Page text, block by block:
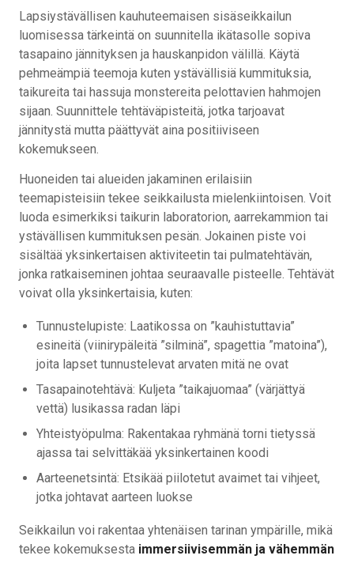
Lapsiystävällisen kauhuteemaisen sisäseikkailun
luomisessa tärkeintä on suunnitella ikätasolle sopiva
tasapaino jännityksen ja hauskanpidon välillä. Käytä
pehmeämpiä teemoja kuten ystävällisiä kummituksia,
taikureita tai hassuja monstereita pelottavien hahmojen
sijaan. Suunnittele tehtäväpisteitä, jotka tarjoavat
jännitystä mutta päättyvät aina positiiviseen
kokemukseen.
Huoneiden tai alueiden jakaminen erilaisiin
teemapisteisiin tekee seikkailusta mielenkiintoisen. Voit
luoda esimerkiksi taikurin laboratorion, aarrekammion tai
ystävällisen kummituksen pesän. Jokainen piste voi
sisältää yksinkertaisen aktiviteetin tai pulmatehtävän,
jonka ratkaiseminen johtaa seuraavalle pisteelle. Tehtävät
voivat olla yksinkertaisia, kuten:
Tunnustelupiste: Laatikossa on ”kauhistuttavia”
esineitä (viinirypäleitä ”silminä”, spagettia ”matoina”),
joita lapset tunnustelevat arvaten mitä ne ovat
Tasapainotehtävä: Kuljeta ”taikajuomaa” (värjättyä
vettä) lusikassa radan läpi
Yhteistyöpulma: Rakentakaa ryhmänä torni tietyssä
ajassa tai selvittäkää yksinkertainen koodi
Aarteenetsintä: Etsikää piilotetut avaimet tai vihjeet,
jotka johtavat aarteen luokse
Seikkailun voi rakentaa yhtenäisen tarinan ympärille, mikä
tekee kokemuksesta immersiivisemmän ja vähemmän